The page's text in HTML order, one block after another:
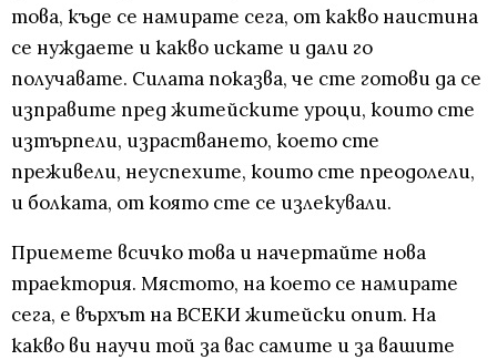
това, къде се намирате сега, от какво наистина
се нуждаете и какво искате и дали го
получавате. Силата показва, че сте готови да се
изправите пред житейските уроци, които сте
изтърпели, израстването, което сте
преживели, неуспехите, които сте преодолели,
и болката, от която сте се излекували.
Приемете всичко това и начертайте нова
траектория. Мястото, на което се намирате
сега, е върхът на ВСЕКИ житейски опит. На
какво ви научи той за вас самите и за вашите